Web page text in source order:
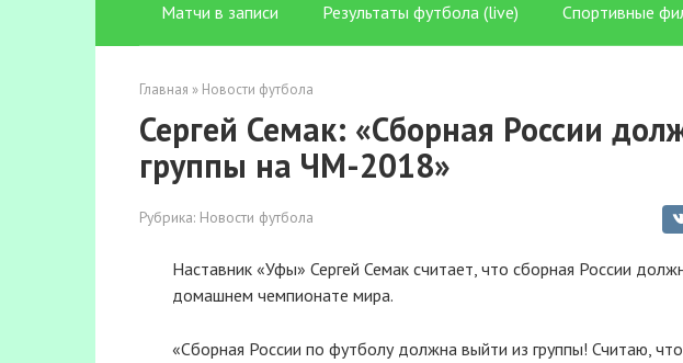
Матчи в записи Результаты футбола (live) Спортивные
Главная » Новости футбола
Сергей Семак: «Сборная России
группы на ЧМ-2018»
Рубрика: Новости футбола
Наставник «Уфы» Сергей Семак считает, что сборная России
домашнем чемпионате мира.
«Сборная России по футболу должна выйти из группы! Считаю,